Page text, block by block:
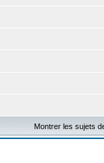
Montrer les sujets